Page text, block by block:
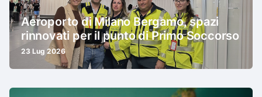
Aeroporto di Milano Bergamo, spazi
rinnovati per il punto di Primo Soccorso
23 Lug 2026